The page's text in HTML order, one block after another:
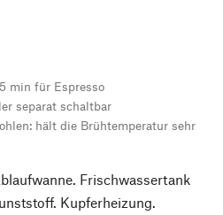
min für Espresso
separat schaltbar
hält die Brühtemperatur sehr
Frischwassertank
Kupferheizung.